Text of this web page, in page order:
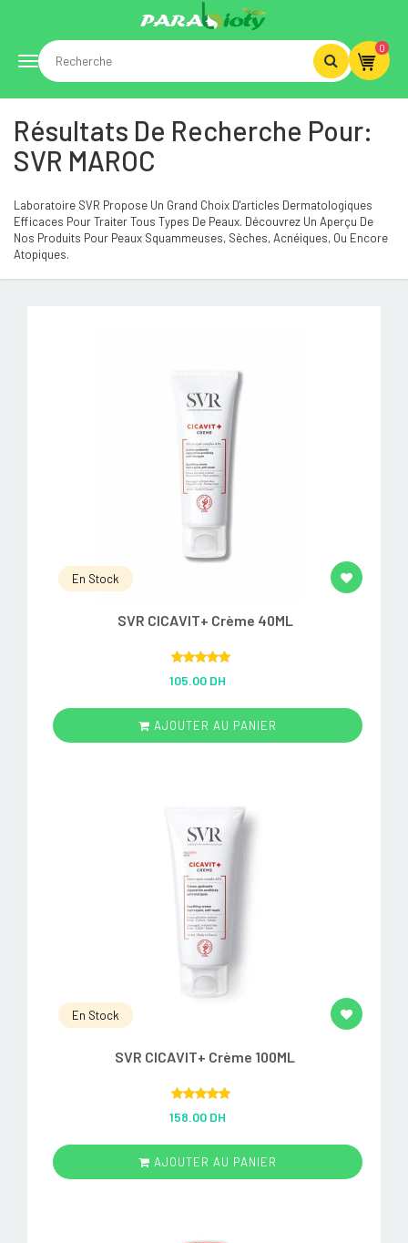
Toggle
navigation
0
Résultats De Recherche Pour:
SVR MAROC
Laboratoire SVR Propose Un Grand Choix D'articles Dermatologiques
Efficaces Pour Traiter Tous Types De Peaux. Découvrez Un Aperçu De
Nos Produits Pour Peaux Squammeuses, Sèches, Acnéiques, Ou Encore
Atopiques.
En Stock
SVR CICAVIT+ Crème 40ML
out of 5
105.00 DH
AJOUTER AU PANIER
En Stock
SVR CICAVIT+ Crème 100ML
out of 5
158.00 DH
AJOUTER AU PANIER